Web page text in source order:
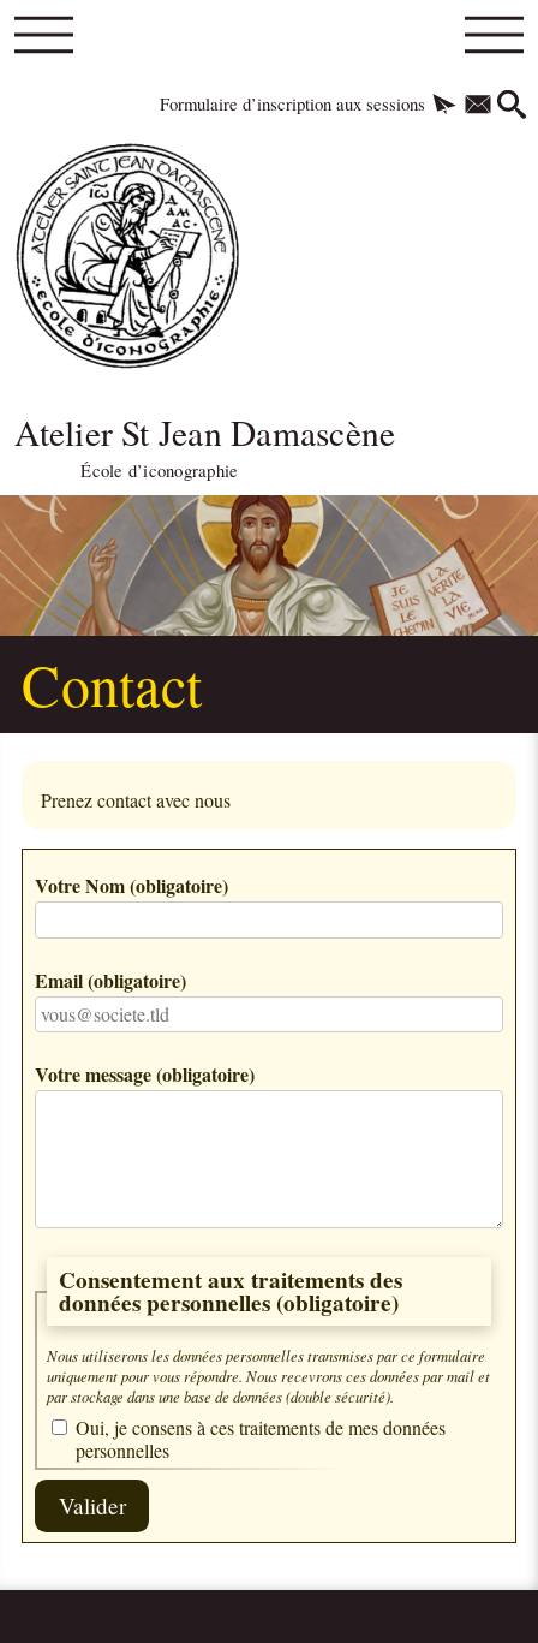
Formulaire d’inscription aux sessions
Atelier St Jean Damascène
École d’iconographie
Contact
Prenez contact avec nous
Votre Nom(obligatoire)
Email(obligatoire)
Votre message(obligatoire)
Consentement aux traitements des
données personnelles (obligatoire)
Nous utiliserons les données personnelles transmises par ce formulaire
uniquement pour vous répondre. Nous recevrons ces données par mail et
par stockage dans une base de données (double sécurité).
Oui, je consens à ces traitements de mes données
personnelles
Valider